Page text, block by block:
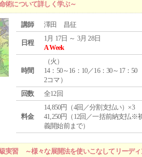
について詳しく学ぶ～
講師 澤田 昌征
日程
1月 17日 ～ 3月 28日
A Week
時間
（火 ）
14：50～16：10／16：30～17：50
2コマ）
回数
全12回
料金
14,850円（4回／分割支払い）×3
41,250円（12回／一括前納支払※
義開始前まで）
実習 ～様々な展開法を使いこなしてリーディ